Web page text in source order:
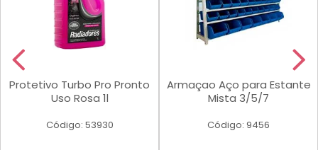
Protetivo Turbo Pro Pronto
Uso Rosa 1l
Código: 53930
Armaçao Aço para Estante
Mista 3/5/7
Código: 9456